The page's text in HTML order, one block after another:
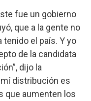
fue un gobierno
que a la gente no
tenido el país. Y yo
de la candidata
dijo la
mí distribución es
que aumenten los